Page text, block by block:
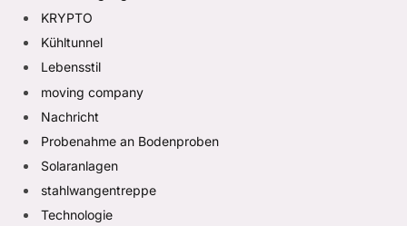
KRYPTO
Kühltunnel
Lebensstil
moving company
Nachricht
Probenahme an Bodenproben
Solaranlagen
stahlwangentreppe
Technologie